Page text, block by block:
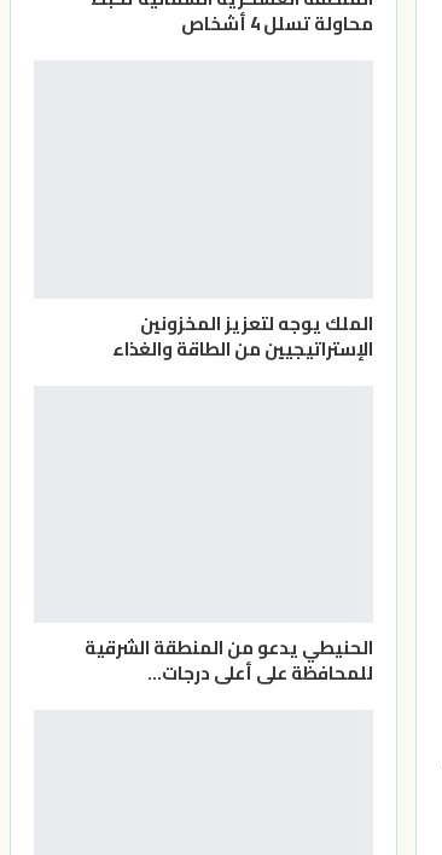
محاولة تسلل 4 أشخاص
الملك يوجه لتعزيز المخزونين
الإستراتيجيين من الطاقة والغذاء
الحنيطي يدعو من المنطقة الشرقية
للمحافظة على أعلى درجات…